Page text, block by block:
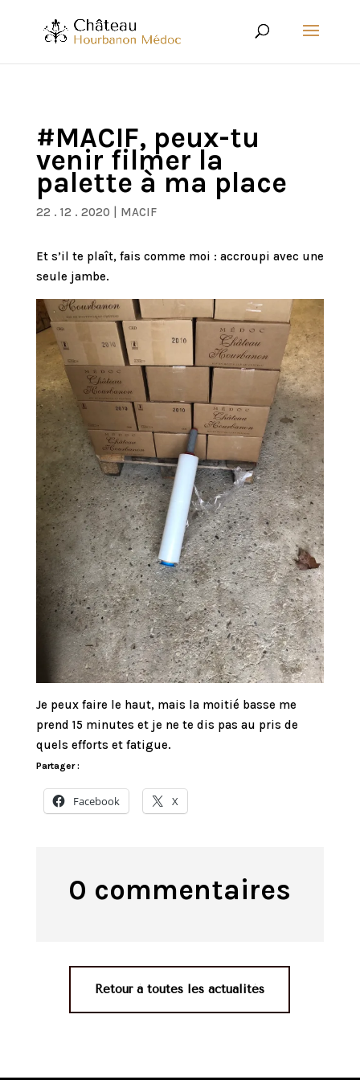
#MACIF, peux-tu
venir filmer la
palette à ma place
22 . 12 . 2020 MACIF
Et s’il te plaît, fais comme moi : accroupi avec une
seule jambe.
Je peux faire le haut, mais la moitié basse me
prend 15 minutes et je ne te dis pas au pris de
quels efforts et fatigue.
Partager :
Facebook X
0 commentaires
Retour à toutes les actualités